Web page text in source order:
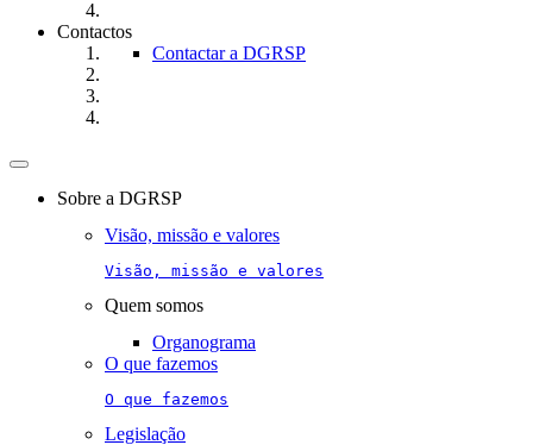
Contactos
Contactar a DGRSP
Toggle
navigationSobre a DGRSP
Visão, missão e valores
Visão, missão e valores
Quem somos
Organograma
O que fazemos
O que fazemos
Legislação